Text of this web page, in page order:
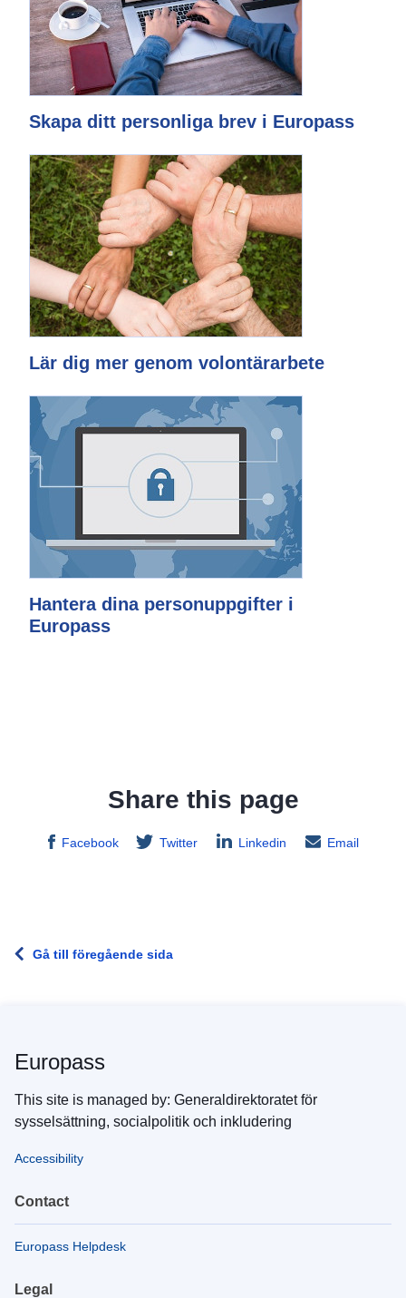
Skapa ditt personliga brev i Europass
Lär dig mer genom volontärarbete
Hantera dina personuppgifter i
Europass
Share this page
Facebook Twitter Linkedin Email
Gå till föregående sida
Europass
This site is managed by: Generaldirektoratet för
sysselsättning, socialpolitik och inkludering
Accessibility
Contact
Europass Helpdesk
Legal